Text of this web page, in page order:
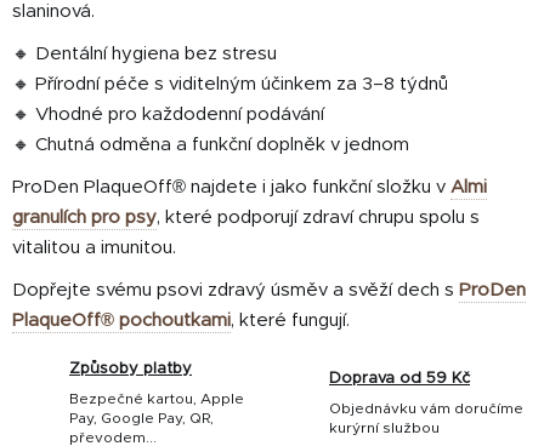
slaninová.
🔸 Dentální hygiena bez stresu
🔸 Přírodní péče s viditelným účinkem za 3–8 týdnů
🔸 Vhodné pro každodenní podávání
🔸 Chutná odměna a funkční doplněk v jednom
ProDen PlaqueOff® najdete i jako funkční složku v Almi
granulích pro psy, které podporují zdraví chrupu spolu s
vitalitou a imunitou.
Dopřejte svému psovi zdravý úsměv a svěží dech s ProDen
PlaqueOff® pochoutkami, které fungují.
Způsoby platby
Bezpečné kartou, Apple
Pay, Google Pay, QR,
převodem...
Doprava od 59 Kč
Objednávku vám doručíme
kurýrní službou